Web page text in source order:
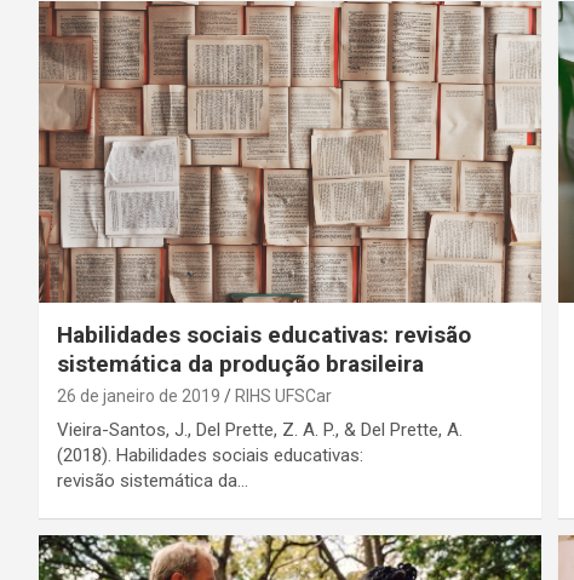
Habilidades sociais educativas: revisão
sistemática da produção brasileira
26 de janeiro de 2019 RIHS UFSCar
Vieira-Santos, J., Del Prette, Z. A. P., & Del Prette, A.
(2018). Habilidades sociais educativas:
revisão sistemática da…